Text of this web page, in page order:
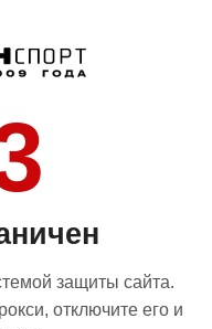
защиты сайта.
отключите его и